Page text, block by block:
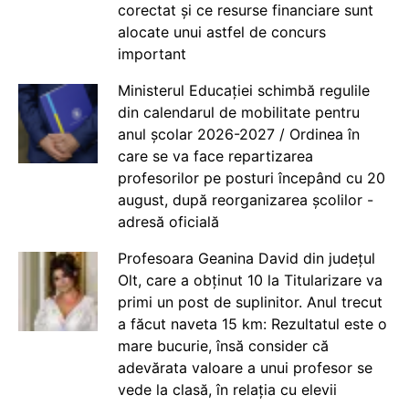
corectat și ce resurse financiare sunt
alocate unui astfel de concurs
important
Ministerul Educației schimbă regulile
din calendarul de mobilitate pentru
anul școlar 2026-2027 / Ordinea în
care se va face repartizarea
profesorilor pe posturi începând cu 20
august, după reorganizarea școlilor -
adresă oficială
Profesoara Geanina David din județul
Olt, care a obținut 10 la Titularizare va
primi un post de suplinitor. Anul trecut
a făcut naveta 15 km: Rezultatul este o
mare bucurie, însă consider că
adevărata valoare a unui profesor se
vede la clasă, în relația cu elevii